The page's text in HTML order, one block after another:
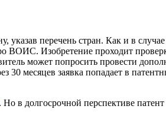
указав перечень стран. Как и в
ВОИС. Изобретение проходит
может попросить провести
30 месяцев заявка попадает в
Но в долгосрочной перспективе